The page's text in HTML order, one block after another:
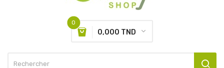
0
0,000 TND